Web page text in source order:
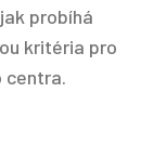
probíhá
kritéria pro
centra.